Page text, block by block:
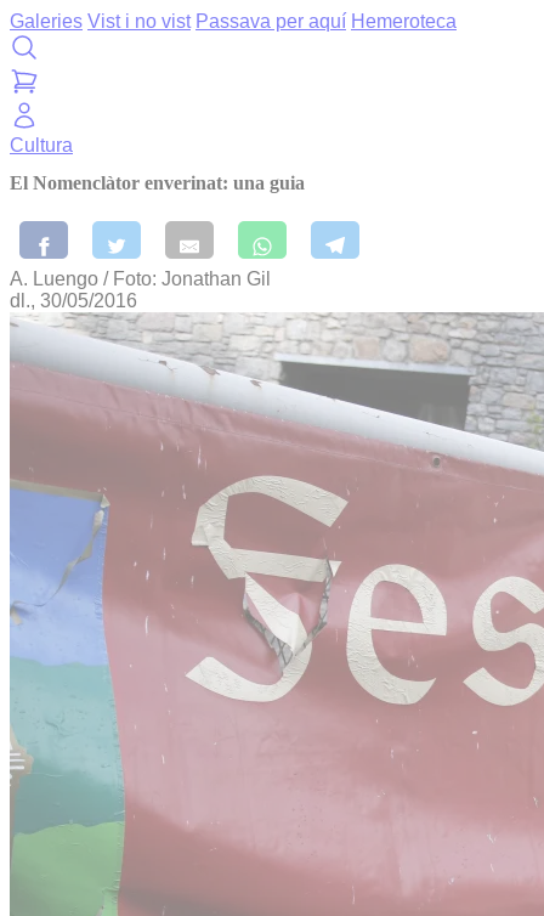
Galeries Vist i no vist Passava per aquí Hemeroteca
Cultura
El Nomenclàtor enverinat: una guia
A. Luengo / Foto: Jonathan Gil
dl., 30/05/2016